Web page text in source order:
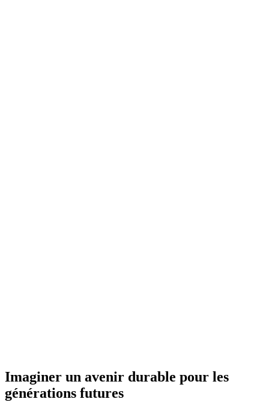
Imaginer un avenir durable pour les
générations futures